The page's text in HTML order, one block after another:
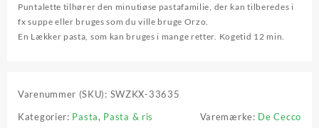
Puntalette tilhører den minutiøse pastafamilie, der kan tilberedes i
fx suppe eller bruges som du ville bruge Orzo.
En Lækker pasta, som kan bruges i mange retter. Kogetid 12 min.
Varenummer (SKU): SWZKX-33635
Kategorier: Pasta, Pasta & ris Varemærke: De Cecco